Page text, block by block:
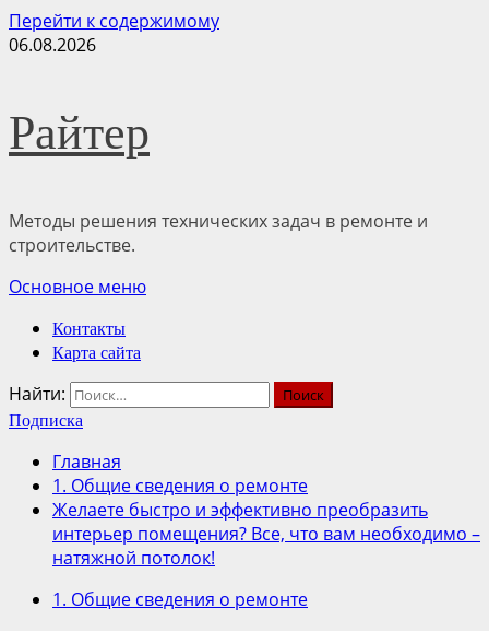
Перейти к содержимому
06.08.2026
Райтер
Методы решения технических задач в ремонте и
строительстве.
Основное меню
Контакты
Карта сайта
Найти:
Подписка
Главная
1. Общие сведения о ремонте
Желаете быстро и эффективно преобразить
интерьер помещения? Все, что вам необходимо –
натяжной потолок!
1. Общие сведения о ремонте